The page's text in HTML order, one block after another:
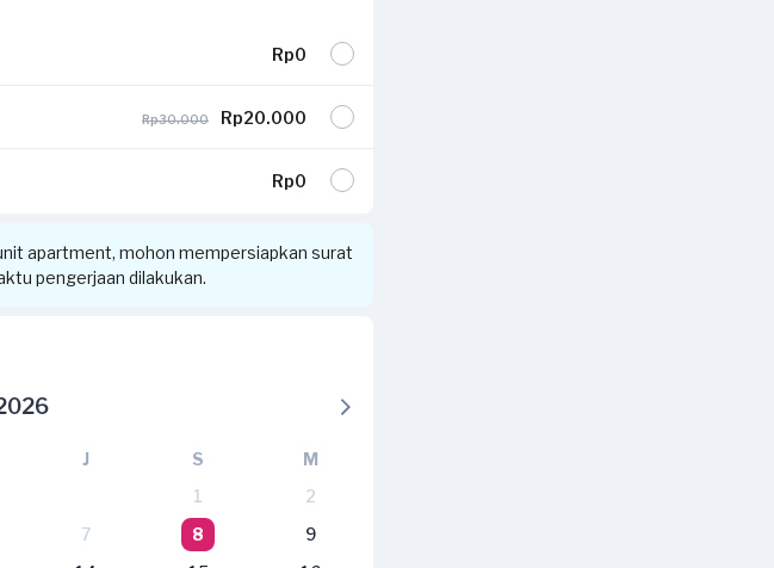
Rp0
Rp30.000 Rp20.000
Rp0
apartment, mohon mempersiapkan surat
pengerjaan dilakukan.
J S
M
1
2
7 8
9